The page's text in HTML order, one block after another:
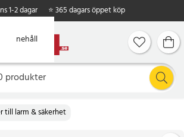
1-2 dagar ⭐ 365 dagars öppet köp
till larm & säkerhet